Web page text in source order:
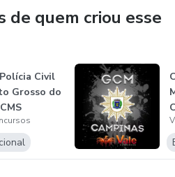
estudos.
e sabemos que várias
de continuar. Por isso,
QUANTO VALE A SUA
quem criou esse
Civil
Grosso do